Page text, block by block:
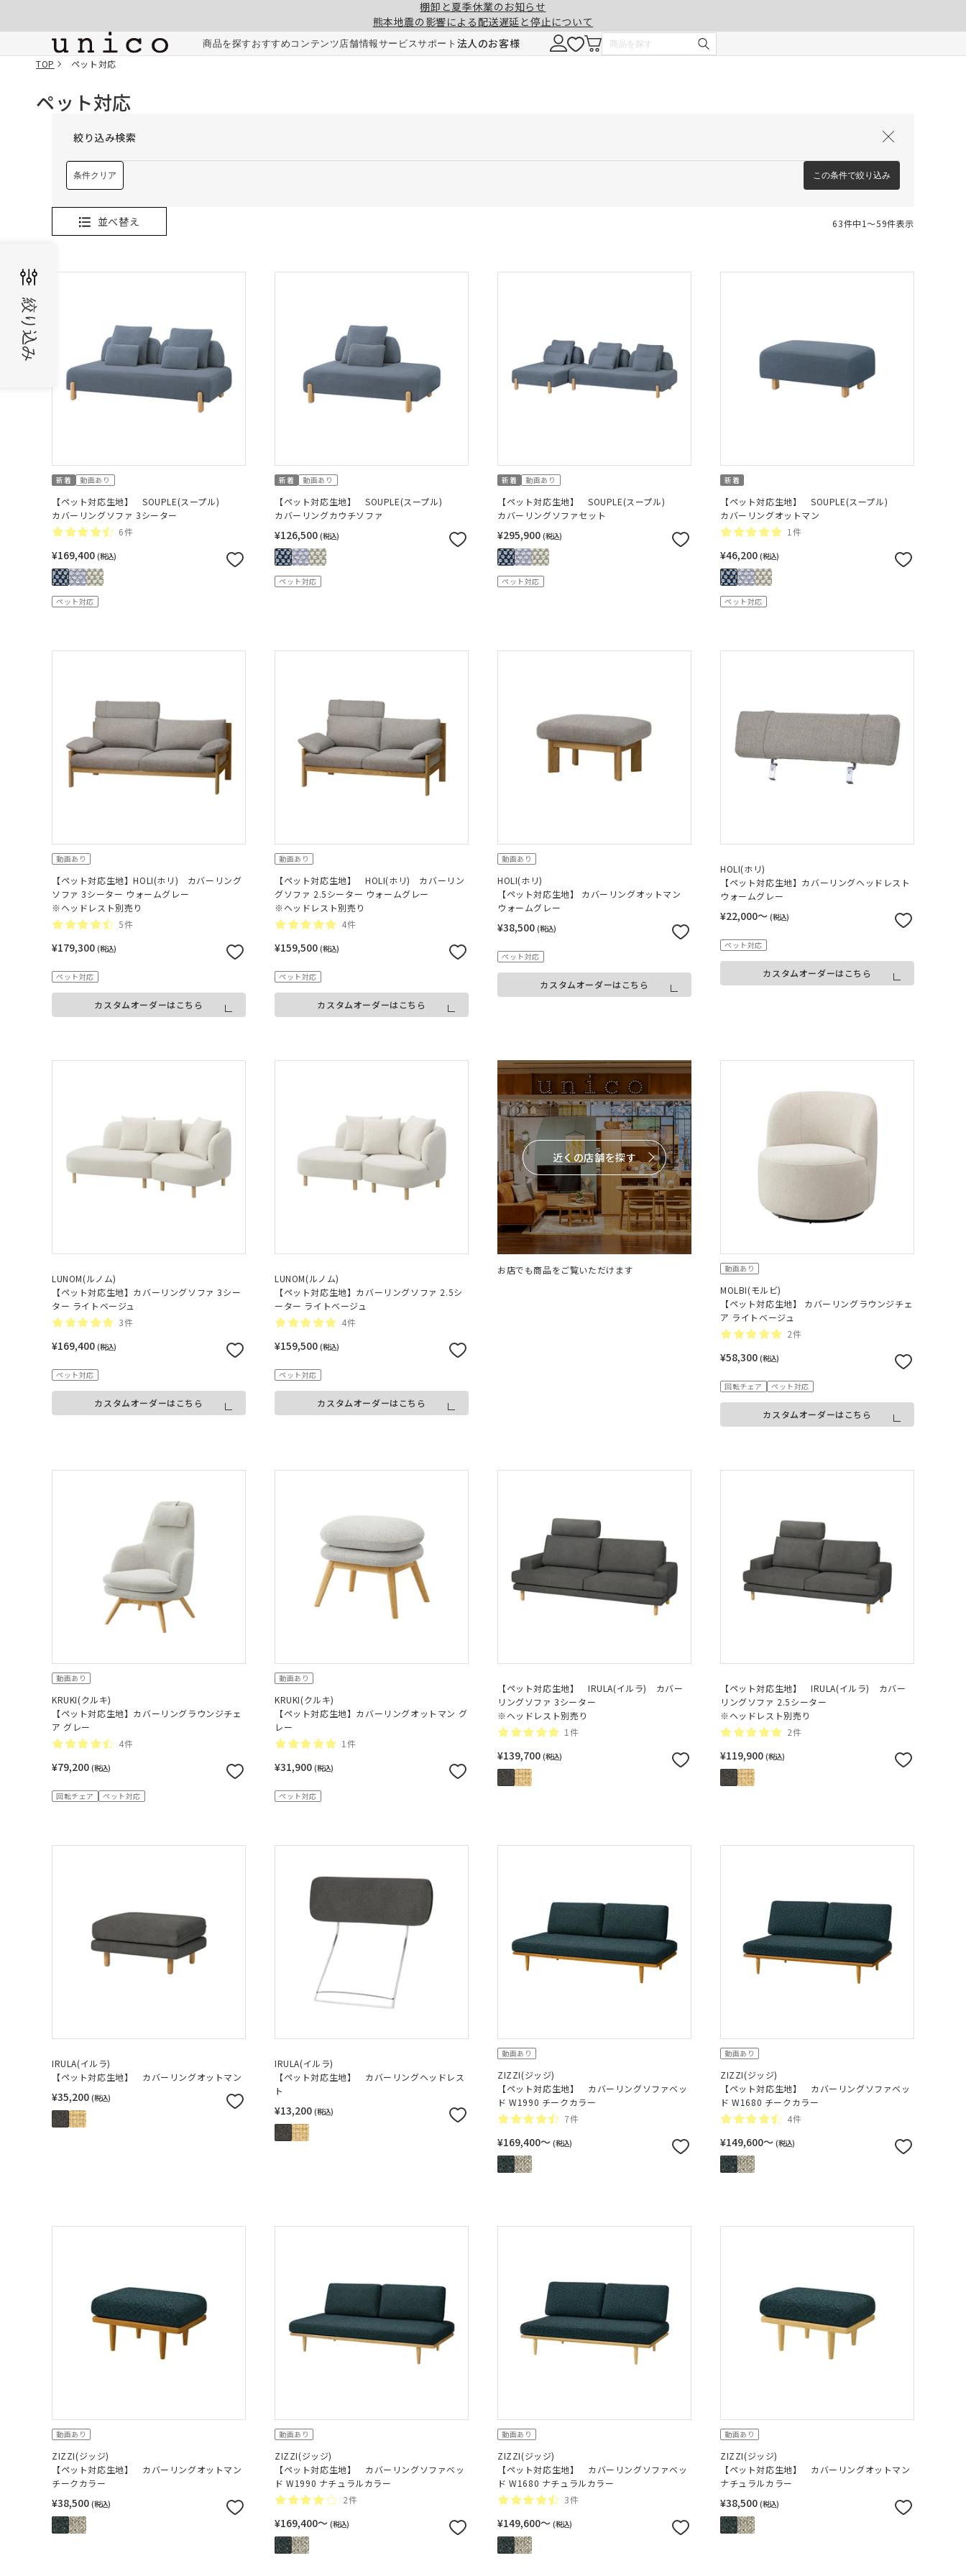
棚卸と夏季休業のお知らせ
熊本地震の影響による配送遅延と停止について
商品を探す おすすめコンテンツ 店舗情報サービスサポート 法人のお客様
TOP ペット対応
ペット対応
絞り込み
絞り込み検索
条件クリア この条件で絞り込み
並べ替え 63件中1〜59件表示
新着 動画あり
【ペット対応生地】 SOUPLE(スープル)
カバーリングソファ 3シーター
6件
¥169,400 (税込)
ペット対応
新着 動画あり
【ペット対応生地】 SOUPLE(スープル)
カバーリングカウチソファ
¥126,500 (税込)
ペット対応
新着 動画あり
【ペット対応生地】 SOUPLE(スープル)
カバーリングソファセット
¥295,900 (税込)
ペット対応
新着
【ペット対応生地】 SOUPLE(スープル)
カバーリングオットマン
1件
¥46,200 (税込)
ペット対応
動画あり
【ペット対応生地】HOLI(ホリ) カバーリング
ソファ 3シーター ウォームグレー
※ヘッドレスト別売り
5件
¥179,300 (税込)
ペット対応
カスタムオーダーはこちら
動画あり
【ペット対応生地】 HOLI(ホリ) カバーリン
グソファ 2.5シーター ウォームグレー
※ヘッドレスト別売り
4件
¥159,500 (税込)
ペット対応
カスタムオーダーはこちら
動画あり
HOLI(ホリ)
【ペット対応生地】 カバーリングオットマン
ウォームグレー
¥38,500 (税込)
ペット対応
カスタムオーダーはこちら
HOLI(ホリ)
【ペット対応生地】カバーリングヘッドレスト
ウォームグレー
¥22,000〜 (税込)
ペット対応
カスタムオーダーはこちら
LUNOM(ルノム)
【ペット対応生地】カバーリングソファ 3シー
ター ライトベージュ
3件
¥169,400 (税込)
ペット対応
カスタムオーダーはこちら
LUNOM(ルノム)
【ペット対応生地】カバーリングソファ 2.5シ
ーター ライトベージュ
4件
¥159,500 (税込)
ペット対応
カスタムオーダーはこちら
近くの店舗を探す
お店でも商品をご覧いただけます 動画あり
MOLBI(モルビ)
【ペット対応生地】 カバーリングラウンジチェ
ア ライトベージュ
2件
¥58,300 (税込)
回転チェア ペット対応
カスタムオーダーはこちら
動画あり
KRUKI(クルキ)
【ペット対応生地】カバーリングラウンジチェ
ア グレー
4件
¥79,200 (税込)
回転チェア ペット対応
動画あり
KRUKI(クルキ)
【ペット対応生地】カバーリングオットマン グ
レー
1件
¥31,900 (税込)
ペット対応
【ペット対応生地】 IRULA(イルラ) カバー
リングソファ 3シーター
※ヘッドレスト別売り
1件
¥139,700 (税込)
【ペット対応生地】 IRULA(イルラ) カバー
リングソファ 2.5シーター
※ヘッドレスト別売り
2件
¥119,900 (税込)
IRULA(イルラ)
【ペット対応生地】 カバーリングオットマン
¥35,200 (税込)
IRULA(イルラ)
【ペット対応生地】 カバーリングヘッドレス
ト
¥13,200 (税込)
動画あり
ZIZZI(ジッジ)
【ペット対応生地】 カバーリングソファベッ
ド W1990 チークカラー
7件
¥169,400〜 (税込)
動画あり
ZIZZI(ジッジ)
【ペット対応生地】 カバーリングソファベッ
ド W1680 チークカラー
4件
¥149,600〜 (税込)
動画あり
ZIZZI(ジッジ)
【ペット対応生地】 カバーリングオットマン
チークカラー
¥38,500 (税込)
動画あり
ZIZZI(ジッジ)
【ペット対応生地】 カバーリングソファベッ
ド W1990 ナチュラルカラー
2件
¥169,400〜 (税込)
動画あり
ZIZZI(ジッジ)
【ペット対応生地】 カバーリングソファベッ
ド W1680 ナチュラルカラー
3件
¥149,600〜 (税込)
動画あり
ZIZZI(ジッジ)
【ペット対応生地】 カバーリングオットマン
ナチュラルカラー
¥38,500 (税込)